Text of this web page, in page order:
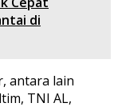
di
antara lain
TNI AL,